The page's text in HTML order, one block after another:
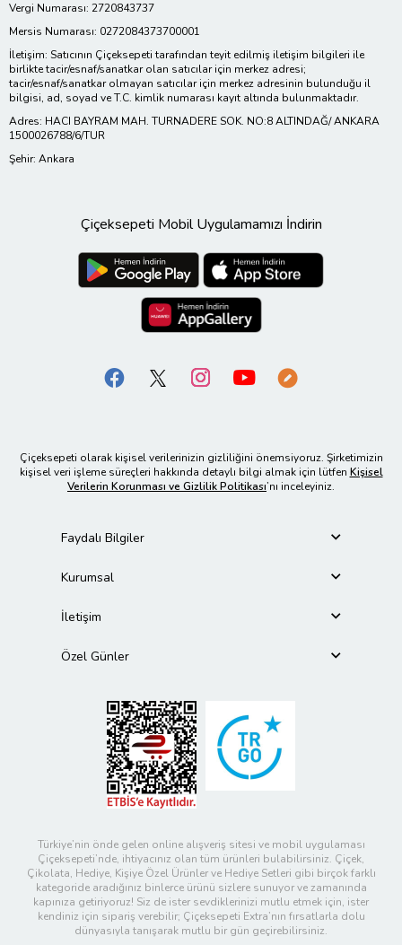
Vergi Numarası: 2720843737
Mersis Numarası: 0272084373700001
İletişim: Satıcının Çiçeksepeti tarafından teyit edilmiş iletişim bilgileri ile
birlikte tacir/esnaf/sanatkar olan satıcılar için merkez adresi;
tacir/esnaf/sanatkar olmayan satıcılar için merkez adresinin bulunduğu il
bilgisi, ad, soyad ve T.C. kimlik numarası kayıt altında bulunmaktadır.
Adres: HACI BAYRAM MAH. TURNADERE SOK. NO:8 ALTINDAĞ/ ANKARA
1500026788/6/TUR
Şehir: Ankara
Çiçeksepeti Mobil Uygulamamızı İndirin
Çiçeksepeti olarak kişisel verilerinizin gizliliğini önemsiyoruz. Şirketimizin
kişisel veri işleme süreçleri hakkında detaylı bilgi almak için lütfen Kişisel
Verilerin Korunması ve Gizlilik Politikası’nı inceleyiniz.
Faydalı Bilgiler
Kurumsal
İletişim
Özel Günler
Türkiye’nin önde gelen online alışveriş sitesi ve mobil uygulaması
Çiçeksepeti’nde, ihtiyacınız olan tüm ürünleri bulabilirsiniz. Çiçek,
Çikolata, Hediye, Kişiye Özel Ürünler ve Hediye Setleri gibi birçok farklı
kategoride aradığınız binlerce ürünü sizlere sunuyor ve zamanında
kapınıza getiriyoruz! Siz de ister sevdiklerinizi mutlu etmek için, ister
kendiniz için sipariş verebilir; Çiçeksepeti Extra’nın fırsatlarla dolu
dünyasıyla tanışarak mutlu bir gün geçirebilirsiniz.